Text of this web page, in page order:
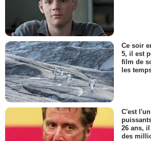
Ce soir
5, il est
film de
les
C'est
26 ans,
des